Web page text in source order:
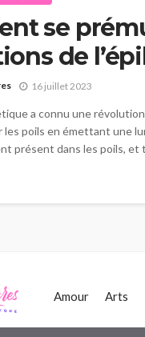
se
de
16 juillet 2023
a connu une
les poils en émettant une
présent dans les poils,
Amour Arts